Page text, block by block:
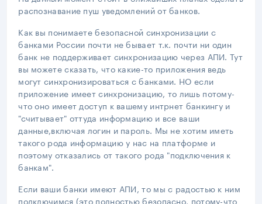
распознавание пуш уведомлений от банков.
Как вы понимаете безопасной синхронизации с
банками России почти не бывает т.к. почти ни один
банк не поддерживает синхронизацию через АПИ. Тут
вы можете сказать, что какие-то приложения ведь
могут синхронизироваться с банками. НО если
приложение имеет синхронизацию, то лишь потому-
что оно имеет доступ к вашему интрнет банкингу и
"считывает" оттуда информацию и все ваши
данные,включая логин и пароль. Мы не хотим иметь
такого рода информацию у нас на платформе и
поэтому отказались от такого рода "подключения к
банкам".
Если ваши банки имеют АПИ, то мы с радостью к ним
подключимся (это полностью безопасно, потому-что